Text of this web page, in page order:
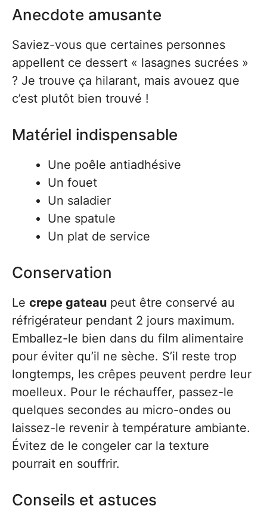
Anecdote amusante
Saviez-vous que certaines personnes
appellent ce dessert « lasagnes sucrées »
? Je trouve ça hilarant, mais avouez que
c’est plutôt bien trouvé !
Matériel indispensable
Une poêle antiadhésive
Un fouet
Un saladier
Une spatule
Un plat de service
Conservation
Le crepe gateau peut être conservé au
réfrigérateur pendant 2 jours maximum.
Emballez-le bien dans du film alimentaire
pour éviter qu’il ne sèche. S’il reste trop
longtemps, les crêpes peuvent perdre leur
moelleux. Pour le réchauffer, passez-le
quelques secondes au micro-ondes ou
laissez-le revenir à température ambiante.
Évitez de le congeler car la texture
pourrait en souffrir.
Conseils et astuces